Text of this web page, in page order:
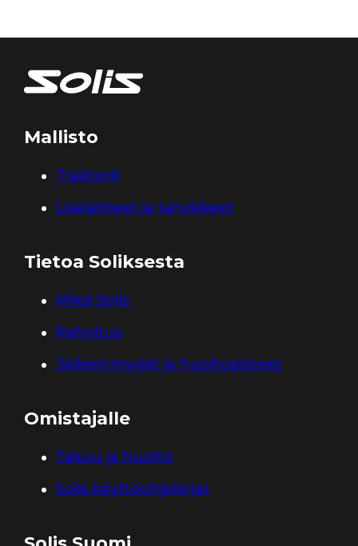
Mallisto
Traktorit
Lisälaitteet ja tarvikkeet
Tietoa Soliksesta
Miksi Solis
Rahoitus
Jälleenmyyjät ja huoltopisteet
Omistajalle
Takuu ja huolto
Solis käyttöohjekirjat